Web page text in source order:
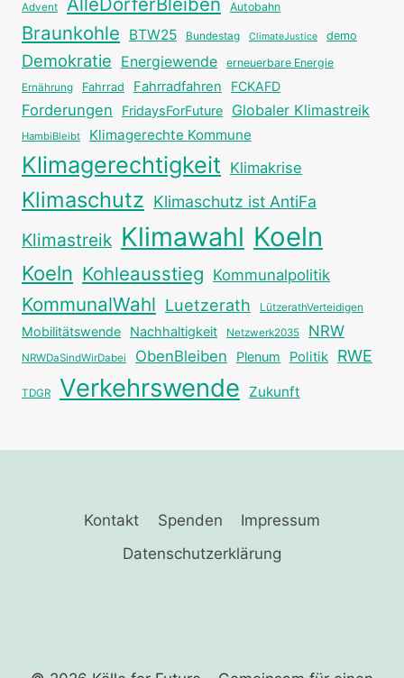
Advent Autobahn
Braunkohle BTW25 Bundestag ClimateJustice demo
Demokratie Energiewende erneuerbare Energie
Ernährung Fahrrad Fahrradfahren FCKAFD
Forderungen FridaysForFuture Globaler Klimastreik
HambiBleibt Klimagerechte Kommune
Klimagerechtigkeit Klimakrise
Klimaschutz Klimaschutz ist AntiFa
Klimastreik Klimawahl Koeln
Koeln Kohleausstieg Kommunalpolitik
KommunalWahl Luetzerath LützerathVerteidigen
Mobilitätswende Nachhaltigkeit Netzwerk2035 NRW
NRWDaSindWirDabei ObenBleiben Plenum Politik RWE
TDGR Verkehrswende Zukunft
Kontakt Spenden
Impressum
Datenschutzerklärung